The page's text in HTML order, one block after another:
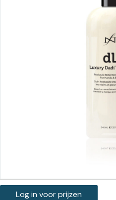
Log in voor prijzen